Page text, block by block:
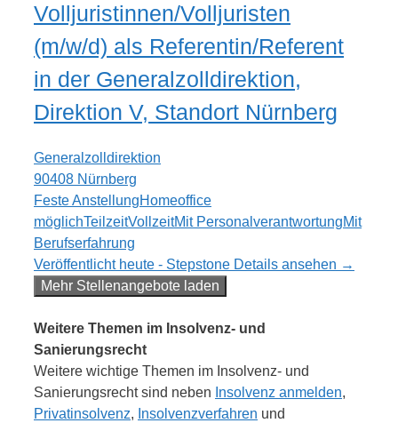
Volljuristinnen/Volljuristen
(m/w/d) als Referentin/Referent
in der Generalzolldirektion,
Direktion V, Standort Nürnberg
Generalzolldirektion
90408 Nürnberg
Feste AnstellungHomeoffice
möglichTeilzeitVollzeitMit PersonalverantwortungMit
Berufserfahrung
Veröffentlicht heute - Stepstone Details ansehen →
Mehr Stellenangebote laden
Weitere Themen im Insolvenz- und
Sanierungsrecht
Weitere wichtige Themen im Insolvenz- und
Sanierungsrecht sind neben Insolvenz anmelden,
Privatinsolvenz, Insolvenzverfahren und